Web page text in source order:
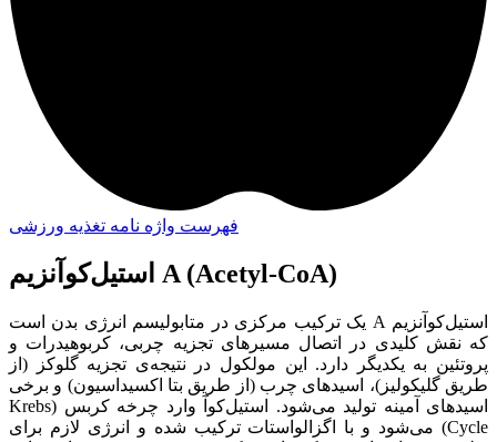
فهرست واژه نامه تغذیه ورزشی
استیل‌کوآنزیم A (Acetyl-CoA)
استیل‌کوآنزیم A یک ترکیب مرکزی در متابولیسم انرژی بدن است
که نقش کلیدی در اتصال مسیرهای تجزیه چربی، کربوهیدرات و
پروتئین به یکدیگر دارد. این مولکول در نتیجه‌ی تجزیه گلوکز (از
طریق گلیکولیز)، اسیدهای چرب (از طریق بتا اکسیداسیون) و برخی
اسیدهای آمینه تولید می‌شود. استیل‌کوآ وارد چرخه کربس (Krebs
Cycle) می‌شود و با اگزالواستات ترکیب شده و انرژی لازم برای